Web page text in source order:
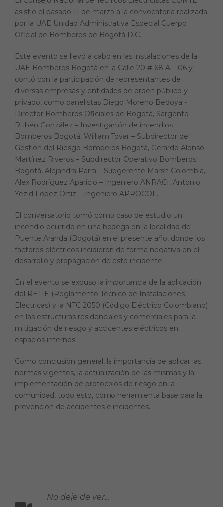
asistió el pasado 11 de marzo a la convocatoria realizada
por la UAE Unidad Administrativa Especial Cuerpo
Oficial de Bomberos de Bogotá D.C.
Este evento se llevó a cabo en las instalaciones de la
UAE Bomberos Bogotá en la Calle 20 # 68 A – 06 y
contó con la participación de representantes de
diversas empresas y entidades de orden público y
privado, como panelistas Diego Moreno Bedoya -
Director Bomberos Oficiales de Bogotá, Sargento
Rubén González – Investigación de incendios
Bomberos Bogotá, William Tovar – Subdirector de
Gestión del Riesgo Bomberos Bogotá, Gerardo Alonso
Martínez Riveros – Subdirector Operativo Bomberos
Bogotá, Alejandra Parra – Subgerente Marsh Colombia,
Alex Rodríguez Aparicio – Ingeniero ANRACI, Antonio
Yezid López Ortiz – Ingeniero APROCOF.
El conversatorio tomó como caso de estudio un
incendio ocurrido en una bodega en la localidad de
Puente Aranda (Bogotá) en el presente año, donde los
factores eléctricos incidieron de forma negativa en el
desarrollo y propagación de este incidente.
En el evento se expuso la importancia de la aplicación
del RETIE (Reglamento Técnico de Instalaciones
Eléctricas) y la NTC 2050 (Código Eléctrico Colombiano)
en las estructuras residenciales y comerciales para la
mitigación de riesgo y accidentes eléctricos en
espacios internos.
Como conclusión general, la importancia de aplicar las
normas vigentes, la actualización de las mismas y la
implementación de protocolos de riesgo en la
comunidad, todo esto, como herramienta base para la
prevención de accidentes e incidentes.
No deje de ver...